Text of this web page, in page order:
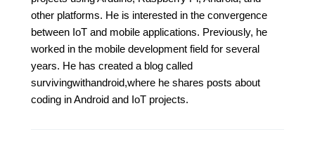
other platforms. He is interested in the convergence
between IoT and mobile applications. Previously, he
worked in the mobile development field for several
years. He has created a blog called
survivingwithandroid,where he shares posts about
coding in Android and IoT projects.